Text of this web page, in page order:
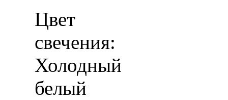
Цвет
свечения:
Холодный
белый